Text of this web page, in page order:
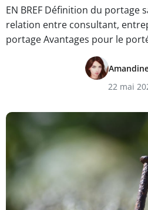
EN BREF Définition du portage
relation entre consultant,
portage Avantages pour le
22 mai